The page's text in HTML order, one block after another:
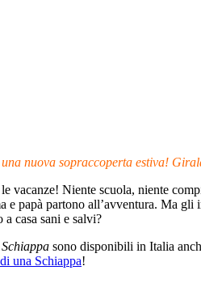
nuova sopraccoperta estiva!
vacanze! Niente scuola, niente
e papà partono all’avventura. Ma
casa sani e salvi?
sono disponibili in Italia
una Schiappa!